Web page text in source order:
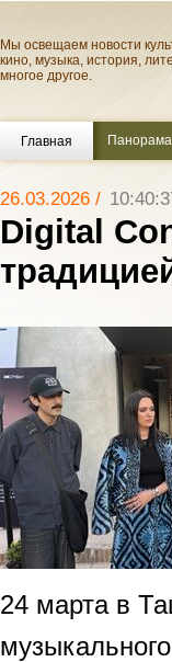
Мы освещаем новости
кино, музыка, история,
многое другое.
Главная Панорама
26.03.2026 /
Digital
24 марта в